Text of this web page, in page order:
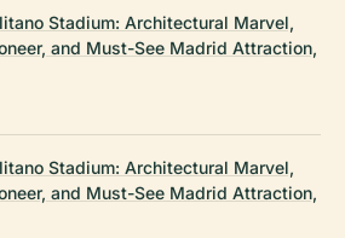
Stadium: Architectural Marvel,
and Must-See Madrid Attraction,
Stadium: Architectural Marvel,
and Must-See Madrid Attraction,